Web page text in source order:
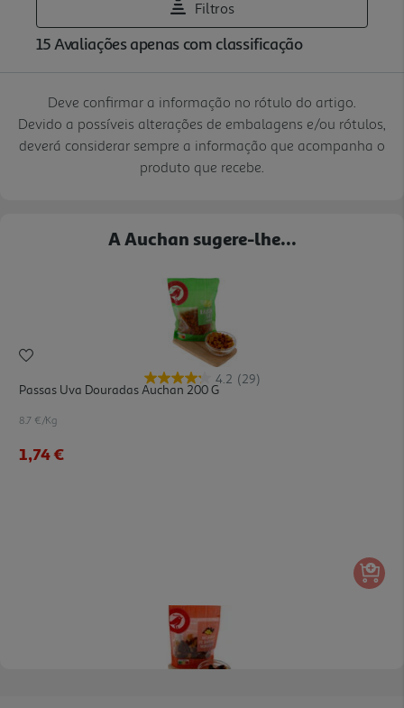
Deve confirmar a informação no rótulo do artigo.
Devido a possíveis alterações de embalagens e/ou rótulos,
deverá considerar sempre a informação que acompanha o
produto que recebe.
A Auchan sugere-lhe...
4.2 (29)
Passas Uva Douradas Auchan 200 G
8.7 €/Kg
1,74 €